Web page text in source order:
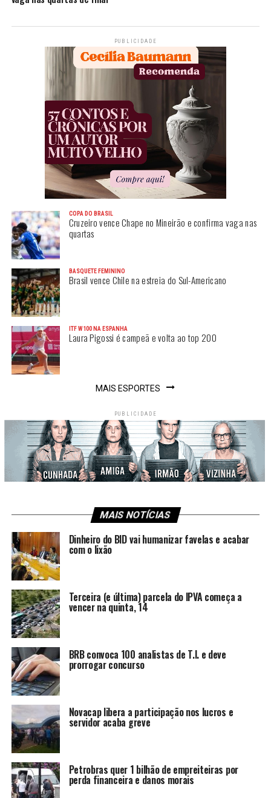
PUBLICIDADE
COPA DO BRASIL
Cruzeiro vence Chape no Mineirão e confirma vaga nas
quartas
BASQUETE FEMININO
Brasil vence Chile na estreia do Sul-Americano
ITF W100 NA ESPANHA
Laura Pigossi é campeã e volta ao top 200
MAIS ESPORTES
PUBLICIDADE
MAIS NOTÍCIAS
Dinheiro do BID vai humanizar favelas e acabar
com o lixão
Terceira (e última) parcela do IPVA começa a
vencer na quinta, 14
BRB convoca 100 analistas de T.I. e deve
prorrogar concurso
Novacap libera a participação nos lucros e
servidor acaba greve
Petrobras quer 1 bilhão de empreiteiras por
perda financeira e danos morais